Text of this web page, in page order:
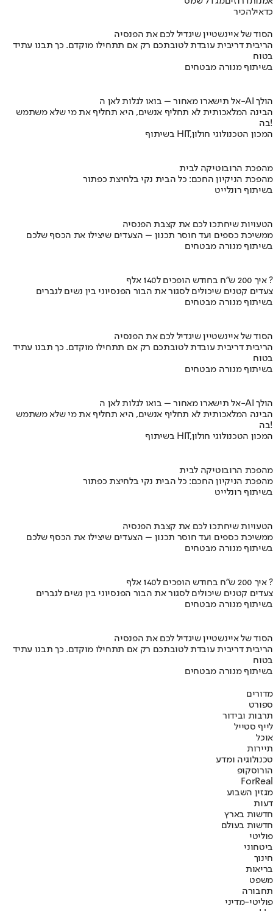
כדאילהכיר
הסוד של איינשטיין שיגדיל לכם את הפנסיה
הריבית דריבית עובדת לטובתכם רק אם תתחילו מוקדם. כך תבנו עתיד
בטוח
בשיתוף מנורה מבטחים
אל תישארו מאחור – בואו לגלות לאן ה-AI הולך
הבינה המלאכותית לא תחליף אנשים, היא תחליף את מי שלא משתמש
בה!
בשיתוף HIT,המכון הטכנולוגי חולון
מהפכת הרובוטיקה לבית
מהפכת הניקיון החכם: כל הבית נקי בלחיצת כפתור
בשיתוף רונלייט
הטעויות שיחתכו לכם את קצבת הפנסיה
ממשיכת כספים ועד חוסר תכנון – הצעדים שיצילו את הכסף שלכם
בשיתוף מנורה מבטחים
איך 200 ש"ח בחודש הופכים ל140 אלף ?
צעדים קטנים שיכולים לסגור את הבור הפנסיוני בין נשים לגברים
בשיתוף מנורה מבטחים
הסוד של איינשטיין שיגדיל לכם את הפנסיה
הריבית דריבית עובדת לטובתכם רק אם תתחילו מוקדם. כך תבנו עתיד
בטוח
בשיתוף מנורה מבטחים
אל תישארו מאחור – בואו לגלות לאן ה-AI הולך
הבינה המלאכותית לא תחליף אנשים, היא תחליף את מי שלא משתמש
בה!
בשיתוף HIT,המכון הטכנולוגי חולון
מהפכת הרובוטיקה לבית
מהפכת הניקיון החכם: כל הבית נקי בלחיצת כפתור
בשיתוף רונלייט
הטעויות שיחתכו לכם את קצבת הפנסיה
ממשיכת כספים ועד חוסר תכנון – הצעדים שיצילו את הכסף שלכם
בשיתוף מנורה מבטחים
איך 200 ש"ח בחודש הופכים ל140 אלף ?
צעדים קטנים שיכולים לסגור את הבור הפנסיוני בין נשים לגברים
בשיתוף מנורה מבטחים
הסוד של איינשטיין שיגדיל לכם את הפנסיה
הריבית דריבית עובדת לטובתכם רק אם תתחילו מוקדם. כך תבנו עתיד
בטוח
בשיתוף מנורה מבטחים
מדורים
ספורט
תרבות ובידור
לייף סטייל
אוכל
תיירות
טכנולוגיה ומדע
הורוסקופ
ForReal
מגזין השבוע
דעות
חדשות בארץ
חדשות בעולם
פוליטי
ביטחוני
חינוך
בריאות
משפט
תחבורה
פוליטי-מדיני